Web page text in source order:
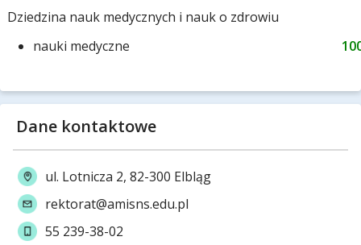
Dziedzina nauk medycznych i nauk o zdrowiu
nauki medyczne
Dane kontaktowe
ul. Lotnicza 2, 82-300 Elbląg
rektorat@amisns.edu.pl
55 239-38-02